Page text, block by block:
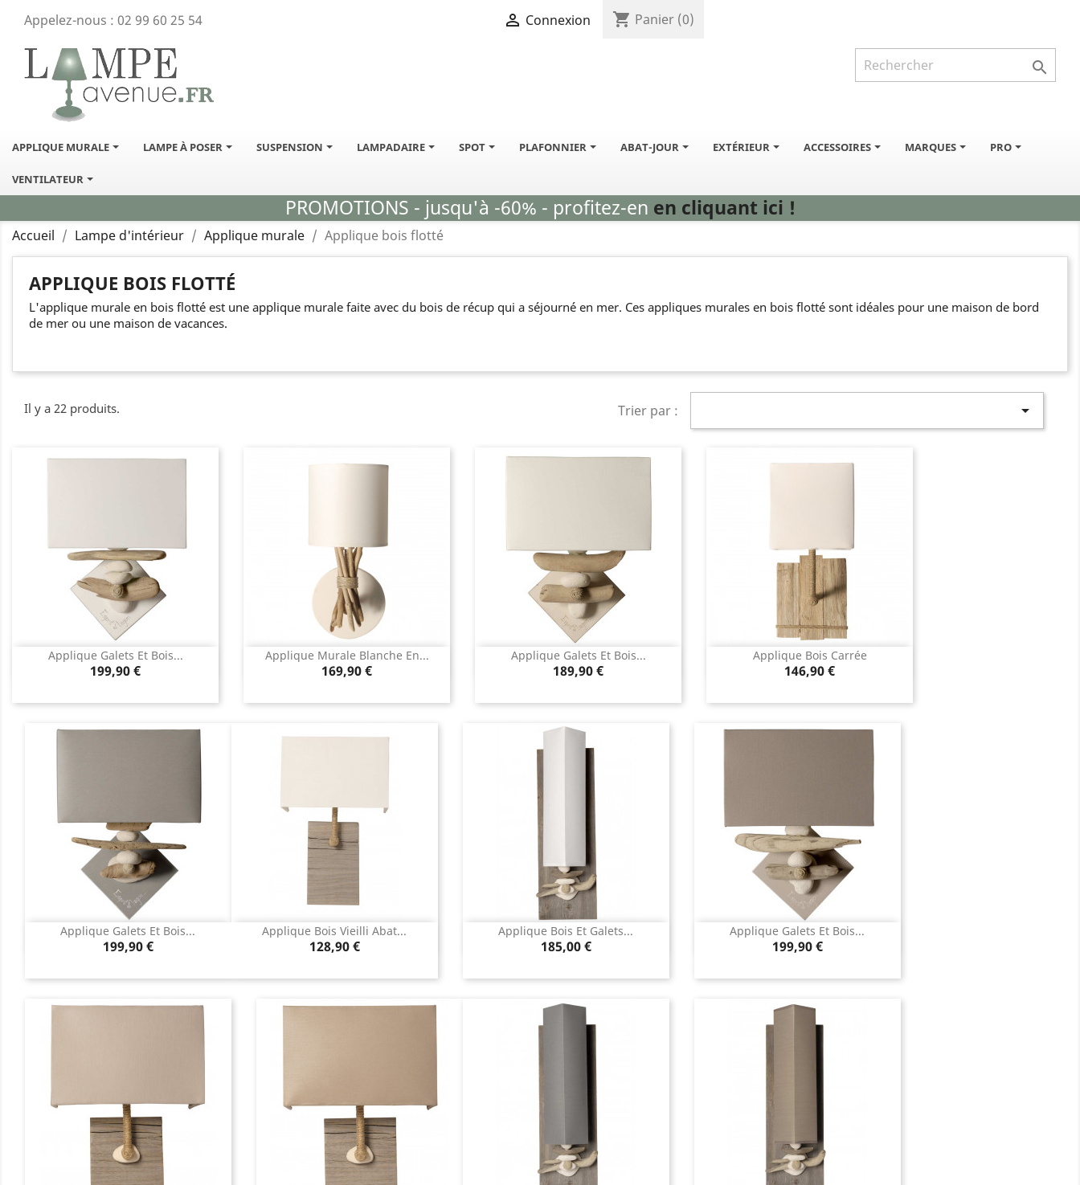
Appelez-nous : 02 99 60 25 54  Connexion shopping_cart Panier (0)

APPLIQUE MURALE LAMPE À POSER SUSPENSION LAMPADAIRE SPOT PLAFONNIER ABAT-JOUR EXTÉRIEUR ACCESSOIRES MARQUES PRO
VENTILATEUR
PROMOTIONS - jusqu'à -60% - profitez-en en cliquant ici !
Accueil Lampe d'intérieur Applique murale Applique bois flotté
APPLIQUE BOIS FLOTTÉ
L'applique murale en bois flotté est une applique murale faite avec du bois de récup qui a séjourné en mer. Ces appliques murales en bois flotté sont idéales pour une maison de bord
de mer ou une maison de vacances.
Il y a 22 produits. Trier par : 
Applique Galets Et Bois...
Prix
199,90 €
Aperçu rapide Applique Murale Blanche En...
Prix
169,90 €
Aperçu rapide Applique Galets Et Bois...
Prix
189,90 €
Aperçu rapide Applique Bois Carrée
Prix
146,90 €
Aperçu rapide
Applique Galets Et Bois...
Prix
199,90 €
Aperçu rapide Applique Bois Vieilli Abat...
Prix
128,90 €
Aperçu rapide Applique Bois Et Galets...
Prix
185,00 €
Aperçu rapide Applique Galets Et Bois...
Prix
199,90 €
Aperçu rapide